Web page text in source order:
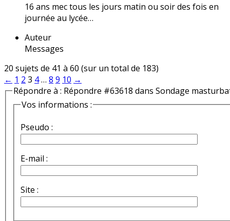
16 ans mec tous les jours matin ou soir des fois en
journée au lycée…
Auteur
Messages
20 sujets de 41 à 60 (sur un total de 183)
← 1 2 3 4… 8 9 10 →
Répondre à : Répondre #63618 dans Sondage
Vos informations :
Pseudo :
E-mail :
Site :